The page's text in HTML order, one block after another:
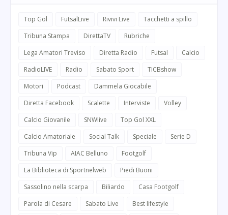
Top Gol FutsalLive Rivivi Live
Tacchetti a spillo
Tribuna Stampa
DirettaTV
Rubriche
Lega Amatori Treviso
Diretta Radio Futsal
Calcio
RadioLIVE
Radio Sabato Sport
TICBshow
Motori
Podcast
Dammela Giocabile
Diretta Facebook
Scalette Interviste
Volley
Calcio Giovanile
SNWlive
Top Gol XXL
Calcio Amatoriale
Social Talk Speciale
Serie D
Tribuna Vip
AIAC Belluno
Footgolf
La Biblioteca di Sportnelweb
Piedi Buoni
Sassolino nella scarpa
Biliardo
Casa Footgolf
Parola di Cesare
Sabato Live
Best lifestyle